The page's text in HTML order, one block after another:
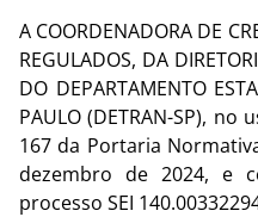
A COORDENADORA DE
REGULADOS, DA
DO DEPARTAMENTO
PAULO (DETRAN-SP), no
167 da Portaria
dezembro de 2024, e
processo SEI